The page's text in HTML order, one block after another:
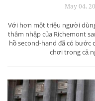
May 04,
Với hơn một triệu người
thâm nhập của Richemont
hồ second-hand đã có bước
chơi trong cả